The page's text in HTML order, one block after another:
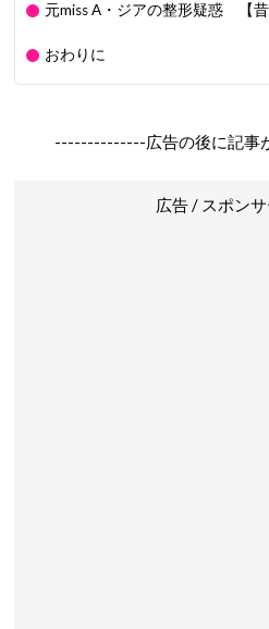
元miss A・ジアの整形疑惑 【昔
おわりに
--------------広告の後に記事
広告 / スポン